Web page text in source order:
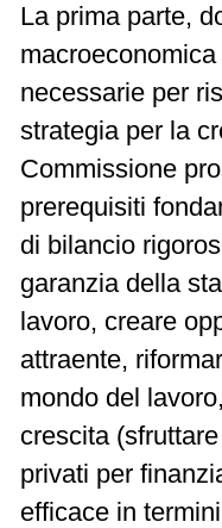
La prima parte,
necessarie per
strategia per la
Commissione
prerequisiti
di bilancio
garanzia della
lavoro, creare
attraente,
mondo del
crescita
privati per
efficace in